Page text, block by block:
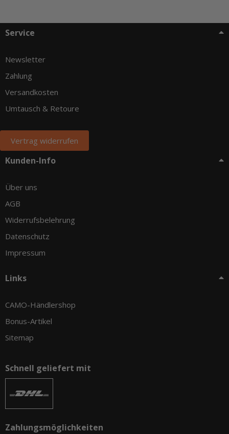
Service
Newsletter
Zahlung
Versandkosten
Umtausch & Retoure
Vertrag widerrufen
Kunden-Info
Über uns
AGB
Widerrufsbelehrung
Datenschutz
Impressum
Links
CAMO-Händlershop
Bonus-Artikel
Sitemap
Schnell geliefert mit
Zahlungsmöglichkeiten